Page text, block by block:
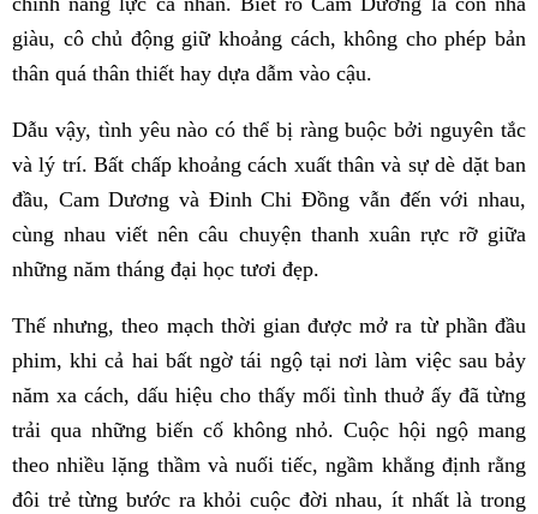
giàu, cô chủ động giữ khoảng cách, không cho phép bản
thân quá thân thiết hay dựa dẫm vào cậu.
Dẫu vậy, tình yêu nào có thể bị ràng buộc bởi nguyên tắc
và lý trí. Bất chấp khoảng cách xuất thân và sự dè dặt ban
đầu, Cam Dương và Đinh Chi Đồng vẫn đến với nhau,
cùng nhau viết nên câu chuyện thanh xuân rực rỡ giữa
những năm tháng đại học tươi đẹp.
Thế nhưng, theo mạch thời gian được mở ra từ phần đầu
phim, khi cả hai bất ngờ tái ngộ tại nơi làm việc sau bảy
năm xa cách, dấu hiệu cho thấy mối tình thuở ấy đã từng
trải qua những biến cố không nhỏ. Cuộc hội ngộ mang
theo nhiều lặng thầm và nuối tiếc, ngầm khẳng định rằng
đôi trẻ từng bước ra khỏi cuộc đời nhau, ít nhất là trong